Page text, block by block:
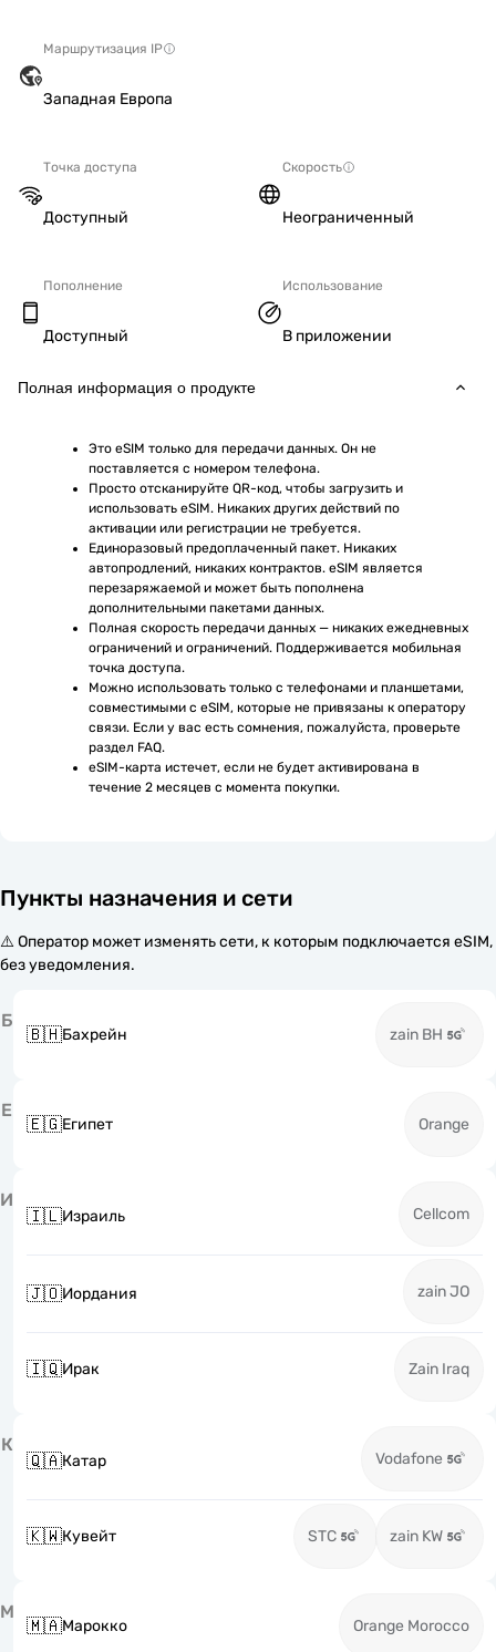
Маршрутизация IP
Западная Европа
Точка доступа
Доступный
Скорость
Неограниченный
Пополнение
Доступный
Использование
В приложении
Полная информация о продукте
Это eSIM только для передачи данных. Он не
поставляется с номером телефона.
Просто отсканируйте QR-код, чтобы загрузить и
использовать eSIM. Никаких других действий по
активации или регистрации не требуется.
Единоразовый предоплаченный пакет. Никаких
автопродлений, никаких контрактов. eSIM является
перезаряжаемой и может быть пополнена
дополнительными пакетами данных.
Полная скорость передачи данных — никаких ежедневных
ограничений и ограничений. Поддерживается мобильная
точка доступа.
Можно использовать только с телефонами и планшетами,
совместимыми с eSIM, которые не привязаны к оператору
связи. Если у вас есть сомнения, пожалуйста, проверьте
раздел FAQ.
eSIM-карта истечет, если не будет активирована в
течение 2 месяцев с момента покупки.
Пункты назначения и сети
⚠️ Оператор может изменять сети, к которым подключается eSIM,
без уведомления.
Б
🇧🇭Бахрейн zain BH
Е
🇪🇬Египет Orange
И
🇮🇱Израиль Cellcom
🇯🇴Иордания zain JO
🇮🇶Ирак Zain Iraq
К
🇶🇦Катар Vodafone
🇰🇼Кувейт STC zain KW
М
🇲🇦Марокко Orange Morocco